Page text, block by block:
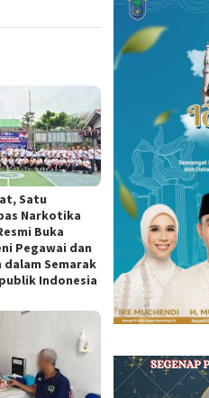
Satu
Narkotika
Buka
Pegawai dan
dalam Semarak
Indonesia